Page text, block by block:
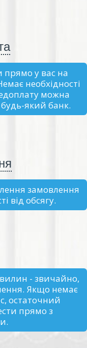
у вас на
необхідності
можна
який банк.
замовлення
від обсягу.
- звичайно,
Якщо немає
остаточний
прямо з